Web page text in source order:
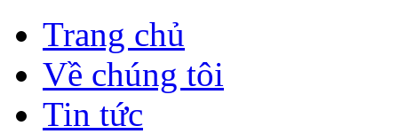
Trang chủ
Về chúng tôi
Tin tức